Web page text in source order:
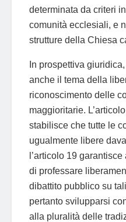
determinata da criteri
comunità ecclesiali, e
strutture della Chiesa
In prospettiva
anche il tema della
riconoscimento delle
maggioritarie.
stabilisce che tutte le
ugualmente libere
l’articolo 19
di professare
dibattito pubblico su
pertanto svilupparsi
alla pluralità delle